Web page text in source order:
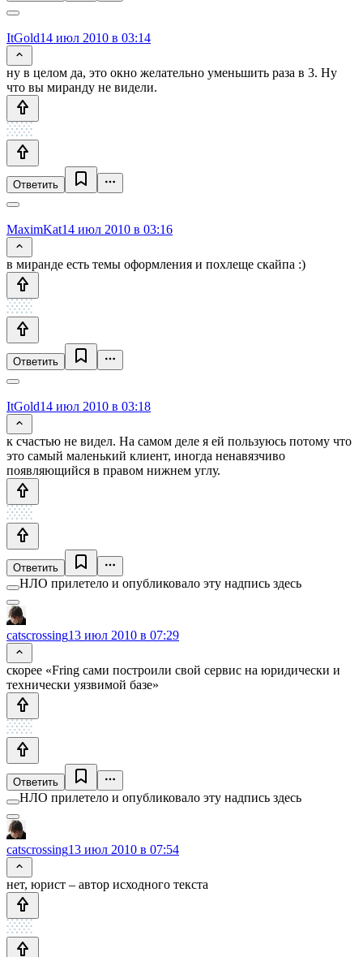
ItGold14 июл 2010 в 03:14
ну в целом да, это окно желательно уменьшить раза в 3. Ну
что вы миранду не видели.
Ответить
MaximKat14 июл 2010 в 03:16
в миранде есть темы оформления и похлеще скайпа :)
Ответить
ItGold14 июл 2010 в 03:18
к счастью не видел. На самом деле я ей пользуюсь потому что
это самый маленький клиент, иногда ненавязчиво
появляющийся в правом нижнем углу.
Ответить
НЛО прилетело и опубликовало эту надпись здесь
catscrossing13 июл 2010 в 07:29
скорее «Fring сами построили свой сервис на юридически и
технически уязвимой базе»
Ответить
НЛО прилетело и опубликовало эту надпись здесь
catscrossing13 июл 2010 в 07:54
нет, юрист – автор исходного текста